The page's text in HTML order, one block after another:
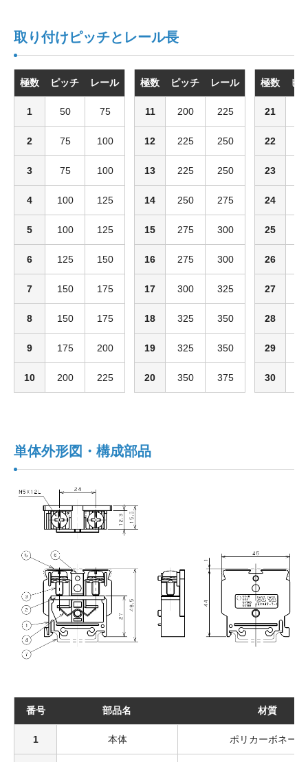
取り付けピッチとレール長
極数 ピッチ レール
1 50 75
2 75 100
3 75 100
4 100 125
5 100 125
6 125 150
7 150 175
8 150 175
9 175 200
10 200 225
極数 ピッチ レール
11 200 225
12 225 250
13 225 250
14 250 275
15 275 300
16 275 300
17 300 325
18 325 350
19 325 350
20 350 375
極数 ピ
21
22
23
24
25
26
27
28
29
30
単体外形図・構成部品
番号 部品名 材質
1 本体 ポリカーボネート